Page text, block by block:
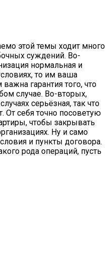
этой темы ходит много
суждений. Во-
нормальная и
то им ваша
гарантия того, что
случае. Во-вторых,
серьёзная, так что
От себя точно посоветую
чтобы закрывать
Ну и само
и пункты договора.
рода операций, пусть